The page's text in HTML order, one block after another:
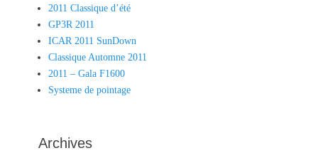
2011 Classique d’été
GP3R 2011
ICAR 2011 SunDown
Classique Automne 2011
2011 – Gala F1600
Systeme de pointage
Archives